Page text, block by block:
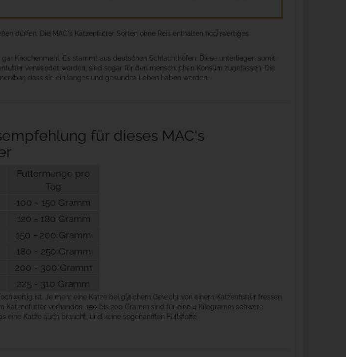
dürfen. Die MAC's Katzenfutter Sorten ohne Reis enthalten hochwertiges
Knochenmehl. Es stammt aus deutschen Schlachthöfen. Diese unterliegen somit
verwendet werden, sind sogar für den menschlichen Konsum zugelassen. Die
dass sie ein langes und gesundes Leben haben werden.
für dieses MAC's
Futtermenge pro
Tag
100 - 150 Gramm
120 - 180 Gramm
150 - 200 Gramm
180 - 250 Gramm
200 - 300 Gramm
225 - 310 Gramm
ist. Je mehr eine Katze bei gleichem Gewicht von einem Katzenfutter fressen
vorhanden. 150 bis 200 Gramm sind für eine 4 Kilogramm schwere
eine Katze auch braucht, und keine sogenannten Füllstoffe.